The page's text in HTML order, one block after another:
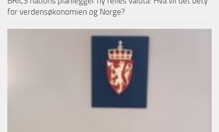
for verdensøkonomien og Norge?